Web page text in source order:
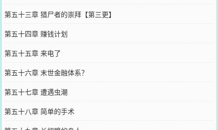
第五十三章 猎尸者的崇拜【第三更】
第五十四章 赚钱计划
第五十五章 来电了
第五十六章 末世金融体系？
第五十七章 遭遇虫潮
第五十八章 简单的手术